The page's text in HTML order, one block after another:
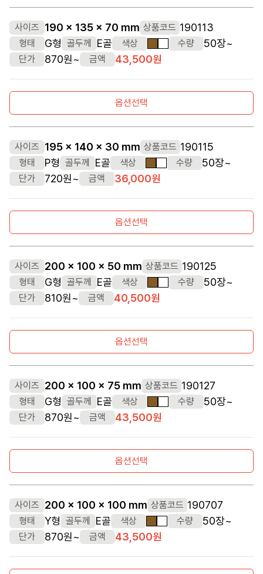
사이즈 190 x 135 x 70 mm 상품코드 190113
형태 G형 골두께 E골 색상 갈색
흰색 수량 50장~
단가 870원~ 금액 43,500원
옵션선택
사이즈 195 x 140 x 30 mm 상품코드 190115
형태 P형 골두께 E골 색상 갈색
흰색 수량 50장~
단가 720원~ 금액 36,000원
옵션선택
사이즈 200 x 100 x 50 mm 상품코드 190125
형태 G형 골두께 E골 색상 갈색
흰색 수량 50장~
단가 810원~ 금액 40,500원
옵션선택
사이즈 200 x 100 x 75 mm 상품코드 190127
형태 G형 골두께 E골 색상 갈색
흰색 수량 50장~
단가 870원~ 금액 43,500원
옵션선택
사이즈 200 x 100 x 100 mm 상품코드 190707
형태 Y형 골두께 E골 색상 갈색
흰색 수량 50장~
단가 870원~ 금액 43,500원